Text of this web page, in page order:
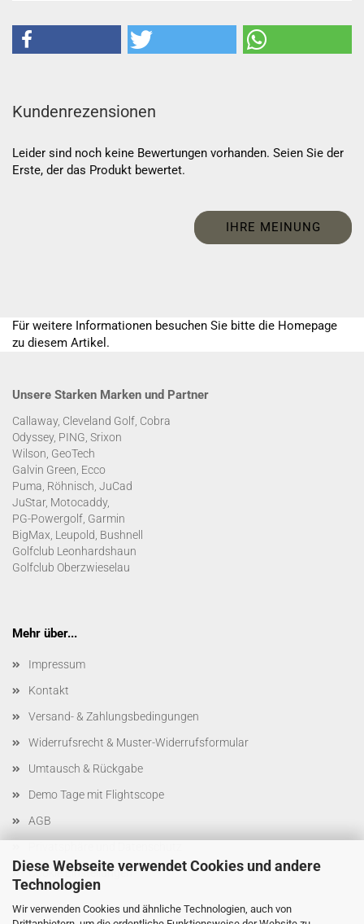
Diese Webseite verwendet Cookies und andere
Technologien
Wir verwenden Cookies und ähnliche Technologien, auch von
Kundenrezensionen
Leider sind noch keine Bewertungen vorhanden. Seien Sie der
Erste, der das Produkt bewertet.
IHRE MEINUNG
Für weitere Informationen besuchen Sie bitte die Homepage
zu diesem Artikel.
Unsere Starken Marken und Partner
Callaway, Cleveland Golf, Cobra
Odyssey, PING, Srixon
Wilson, GeoTech
Galvin Green, Ecco
Puma, Röhnisch, JuCad
JuStar, Motocaddy,
PG-Powergolf, Garmin
BigMax, Leupold, Bushnell
Golfclub Leonhardshaun
Golfclub Oberzwieselau
Mehr über...
Impressum
Kontakt
Versand- & Zahlungsbedingungen
Widerrufsrecht & Muster-Widerrufsformular
Umtausch & Rückgabe
Demo Tage mit Flightscope
AGB
Cookie Einstellungen